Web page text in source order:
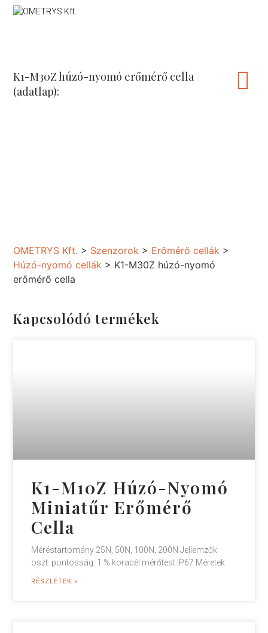
K1-M30Z húzó-nyomó erőmérő cella
(adatlap):
OMETRYS Kft. > Szenzorok > Erőmérő cellák >
Húzó-nyomó cellák > K1-M30Z húzó-nyomó
erőmérő cella
Kapcsolódó termékek
K1-M10Z Húzó-Nyomó
Miniatűr Erőmérő
Cella
Méréstartomány 25N, 50N, 100N, 200N Jellemzők
oszt. pontosság: 1 % koracél mérőtest IP67 Méretek
RÉSZLETEK »